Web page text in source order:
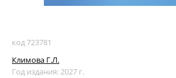
код 723781
Климова Г.Л.
Год издания: 2027 г.